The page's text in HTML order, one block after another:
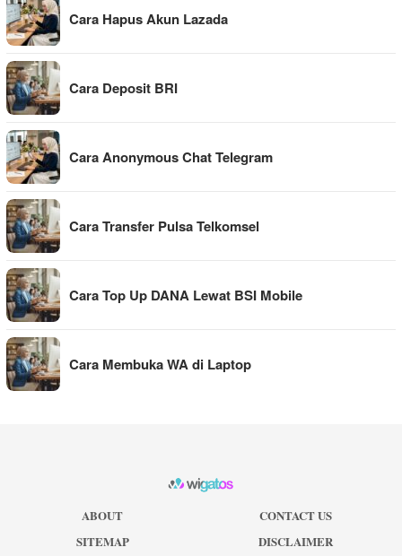
Cara Hapus Akun Lazada
Cara Deposit BRI
Cara Anonymous Chat Telegram
Cara Transfer Pulsa Telkomsel
Cara Top Up DANA Lewat BSI Mobile
Cara Membuka WA di Laptop
ABOUT
CONTACT US
SITEMAP
DISCLAIMER